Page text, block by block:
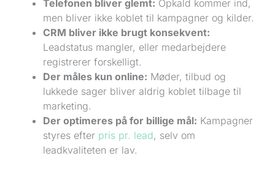
Telefonen bliver glemt: Opkald kommer ind,
men bliver ikke koblet til kampagner og kilder.
CRM bliver ikke brugt konsekvent:
Leadstatus mangler, eller medarbejdere
registrerer forskelligt.
Der måles kun online: Møder, tilbud og
lukkede sager bliver aldrig koblet tilbage til
marketing.
Der optimeres på for billige mål: Kampagner
styres efter pris pr. lead, selv om
leadkvaliteten er lav.